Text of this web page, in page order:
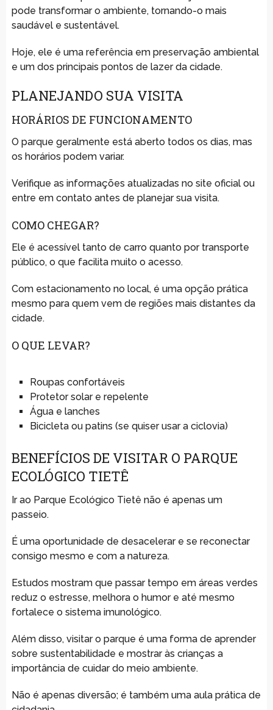
pode transformar o ambiente, tornando-o mais
saudável e sustentável.
Hoje, ele é uma referência em preservação ambiental
e um dos principais pontos de lazer da cidade.
PLANEJANDO SUA VISITA
HORÁRIOS DE FUNCIONAMENTO
O parque geralmente está aberto todos os dias, mas
os horários podem variar.
Verifique as informações atualizadas no site oficial ou
entre em contato antes de planejar sua visita.
COMO CHEGAR?
Ele é acessível tanto de carro quanto por transporte
público, o que facilita muito o acesso.
Com estacionamento no local, é uma opção prática
mesmo para quem vem de regiões mais distantes da
cidade.
O QUE LEVAR?
Roupas confortáveis
Protetor solar e repelente
Água e lanches
Bicicleta ou patins (se quiser usar a ciclovia)
BENEFÍCIOS DE VISITAR O PARQUE
ECOLÓGICO TIETÊ
Ir ao Parque Ecológico Tietê não é apenas um
passeio.
É uma oportunidade de desacelerar e se reconectar
consigo mesmo e com a natureza.
Estudos mostram que passar tempo em áreas verdes
reduz o estresse, melhora o humor e até mesmo
fortalece o sistema imunológico.
Além disso, visitar o parque é uma forma de aprender
sobre sustentabilidade e mostrar às crianças a
importância de cuidar do meio ambiente.
Não é apenas diversão; é também uma aula prática de